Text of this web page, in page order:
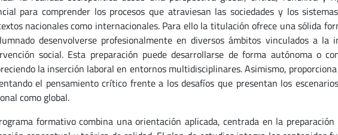
para comprender los procesos que atraviesan las sociedades y los
nacionales como internacionales. Para ello la titulación ofrece una sólida
desenvolverse profesionalmente en diversos ámbitos vinculados a
social. Esta preparación puede desarrollarse de forma autónoma o
la inserción laboral en entornos multidisciplinares. Asimismo,
el pensamiento crítico frente a los desafíos que presentan los
como global.
formativo combina una orientación aplicada, centrada en la